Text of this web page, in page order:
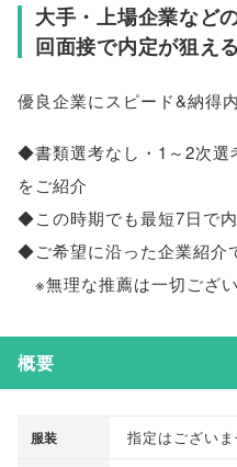
大手・上場企業など
回面接で内定が狙え
優良企業にスピード&納得
◆書類選考なし・1～2次選
をご紹介
◆この時期でも最短7日で内
◆ご希望に沿った企業紹介
※無理な推薦は一切ござ
概要
服装 指定はございま